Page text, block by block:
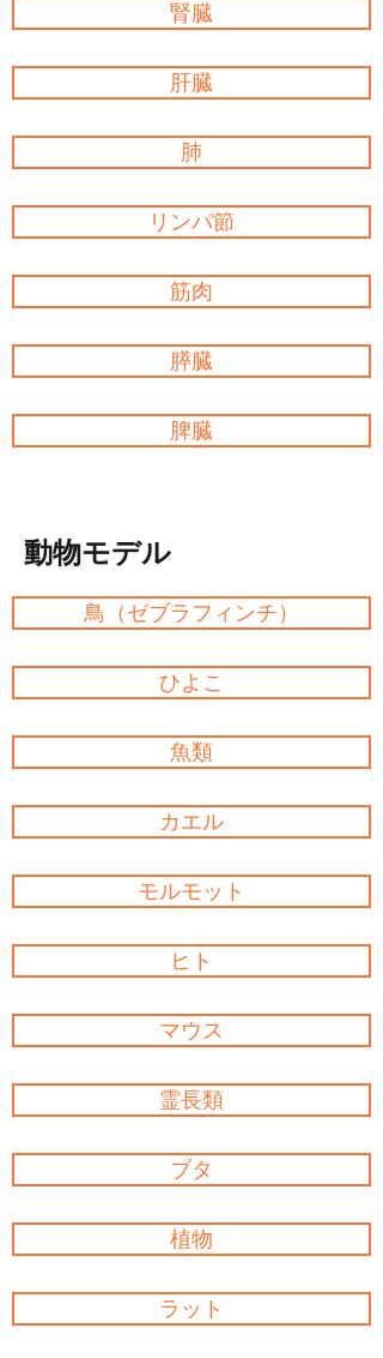
腎臓
肝臓
肺
リンパ節
筋肉
膵臓
脾臓
動物モデル
鳥（ゼブラフィンチ）
ひよこ
魚類
カエル
モルモット
ヒト
マウス
霊長類
ブタ
植物
ラット